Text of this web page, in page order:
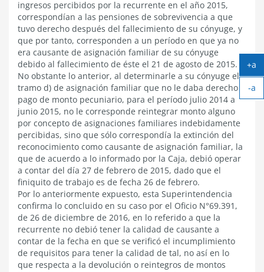
ingresos percibidos por la recurrente en el año 2015,
correspondían a las pensiones de sobrevivencia a que
tuvo derecho después del fallecimiento de su cónyuge, y
que por tanto, corresponden a un período en que ya no
era causante de asignación familiar de su cónyuge
debido al fallecimiento de éste el 21 de agosto de 2015.
No obstante lo anterior, al determinarle a su cónyuge el
tramo d) de asignación familiar que no le daba derecho a
pago de monto pecuniario, para el período julio 2014 a
junio 2015, no le corresponde reintegrar monto alguno
por concepto de asignaciones familiares indebidamente
percibidas, sino que sólo correspondía la extinción del
reconocimiento como causante de asignación familiar, la
que de acuerdo a lo informado por la Caja, debió operar
a contar del día 27 de febrero de 2015, dado que el
finiquito de trabajo es de fecha 26 de febrero.
Por lo anteriormente expuesto, esta Superintendencia
confirma lo concluido en su caso por el Oficio N°69.391,
de 26 de diciembre de 2016, en lo referido a que la
recurrente no debió tener la calidad de causante a
contar de la fecha en que se verificó el incumplimiento
de requisitos para tener la calidad de tal, no así en lo
que respecta a la devolución o reintegros de montos
+a
-a